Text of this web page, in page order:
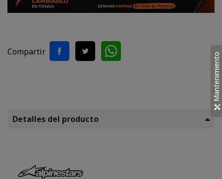
Compartir
Detalles del producto
Mantenimiento